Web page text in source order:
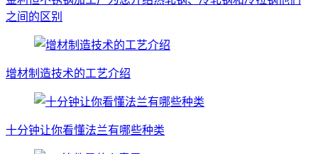
之间的区别
增材制造技术的工艺介绍
十分钟让你看懂法兰有哪些种类